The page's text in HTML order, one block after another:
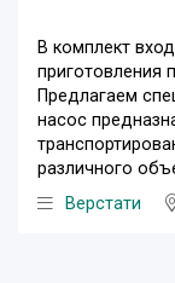
В комплект
приготовления
Предлагаем
насос
различного
Верстати